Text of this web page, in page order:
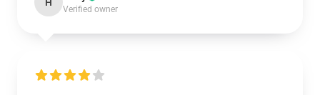
Verified owner